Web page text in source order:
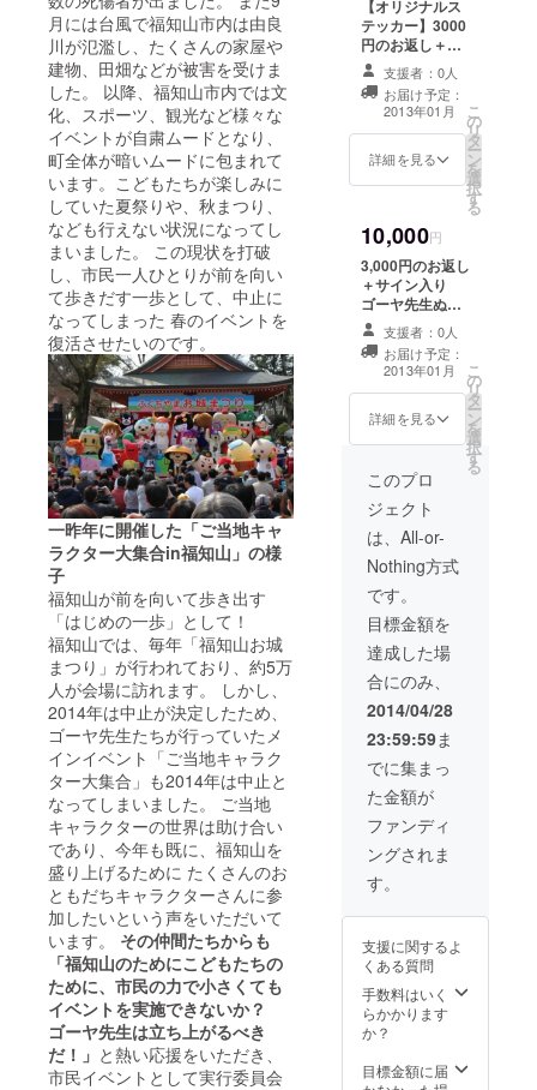
月には台風で福知山市内は由良
川が氾濫し、たくさんの家屋や
建物、田畑などが被害を受けま
した。 以降、福知山市内では文
化、スポーツ、観光など様々な
イベントが自粛ムードとなり、
町全体が暗いムードに包まれて
います。こどもたちが楽しみに
していた夏祭りや、秋まつり、
なども行えない状況になってし
まいました。 この現状を打破
し、市民一人ひとりが前を向い
て歩きだす一歩として、中止に
なってしまった 春のイベントを
復活させたいのです。
一昨年に開催した「ご当地キャ
ラクター大集合in福知山」の様
子
福知山が前を向いて歩き出す
「はじめの一歩」として！
福知山では、毎年「福知山お城
まつり」が行われており、約5万
人が会場に訪れます。 しかし、
2014年は中止が決定したため、
ゴーヤ先生たちが行っていたメ
インイベント「ご当地キャラク
ター大集合」も2014年は中止と
なってしまいました。 ご当地
キャラクターの世界は助け合い
であり、今年も既に、福知山を
盛り上げるために たくさんのお
ともだちキャラクターさんに参
加したいという声をいただいて
います。 その仲間たちからも
「福知山のためにこどもたちの
ために、市民の力で小さくても
イベントを実施できないか？
ゴーヤ先生は立ち上がるべき
だ！」 と熱い応援をいただき、
市民イベントとして実行委員会
【オリジナルス
テッカー】3000
円のお返し＋イ
ベントサポー
ター様用オリジ
ナルステッカー
支援者：0人
お届け予定：
2013年01月
詳細を見る
こ
の
リ
タ
ー
ン
を
選
択
す
る
10,000円
3,000円のお返し
＋サイン入り
ゴーヤ先生ぬい
ぐるみ もしく
は ゴーヤ先生
が育てたゴーヤ
苗（3本）セット
支援者：0人
お届け予定：
2013年01月
詳細を見る
こ
の
リ
タ
ー
ン
を
選
択
す
る
このプロ
ジェクト
は、All-or-
Nothing方式
です。
目標金額を
達成した場
合にのみ、
2014/04/28
23:59:59ま
でに集まっ
た金額が
ファンディ
ングされま
す。
支援に関するよ
くある質問
手数料はいく
らかかります
か？
目標金額に届